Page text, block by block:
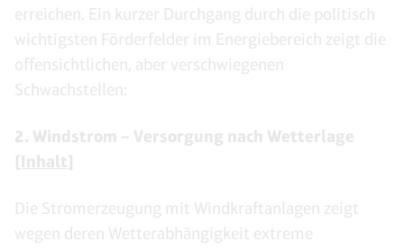
erreichen. Ein kurzer Durchgang durch die politisch
wichtigsten Förderfelder im Energiebereich zeigt die
offensichtlichen, aber verschwiegenen
Schwachstellen:
2. Windstrom – Versorgung nach Wetterlage
[Inhalt]
Die Stromerzeugung mit Windkraftanlagen zeigt
wegen deren Wetterabhängigkeit extreme